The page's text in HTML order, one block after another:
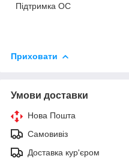
Підтримка ОС
Приховати
Умови доставки
Нова Пошта
Самовивіз
Доставка кур'єром